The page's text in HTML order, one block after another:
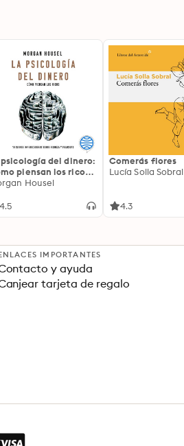
psicología del dinero:
piensan los ricos:
imperecederas
Housel
4.5
Comerás flores
Lucía Solla Sobral
4.3
IMPORTANTES
y ayuda
tarjeta de regalo